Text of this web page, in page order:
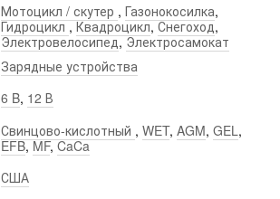
Мотоцикл / скутер , Газонокосилка,
Гидроцикл,Квадроцикл,Снегоход,
Электровелосипед,Электросамокат
Зарядные устройства
6 B, 12 В
Свинцово-кислотный , WET, AGM, GEL ,
EFB,MF,CaCa
США